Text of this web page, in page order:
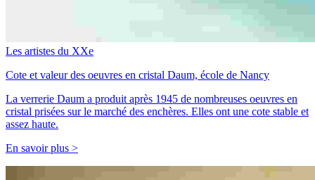
Les artistes du XXe
Cote et valeur des oeuvres en cristal Daum, école de Nancy
La verrerie Daum a produit après 1945 de nombreuses oeuvres en
cristal prisées sur le marché des enchères. Elles ont une cote stable et
assez haute.
En savoir plus >